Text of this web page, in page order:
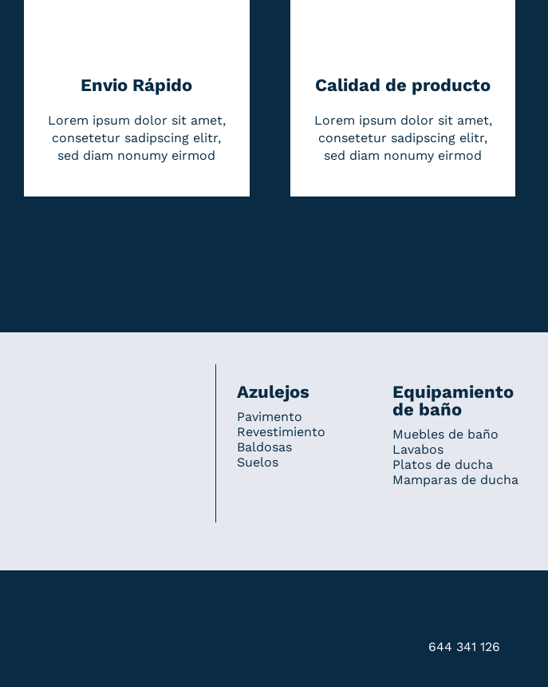
Envio Rápido
Lorem ipsum dolor sit amet,
consetetur sadipscing elitr,
sed diam nonumy eirmod
Calidad de producto
Lorem ipsum dolor sit amet,
consetetur sadipscing elitr,
sed diam nonumy eirmod
Azulejos
Pavimento
Revestimiento
Baldosas
Suelos
Equipamiento
de baño
Muebles de baño
Lavabos
Platos de ducha
Mamparas de ducha
644 341 126